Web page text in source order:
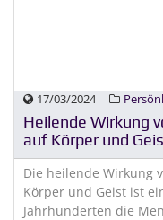
17/03/2024
Heilende Wirkung
auf Körper und
Die heilende Wirkung
Körper und Geist ist
Jahrhunderten die